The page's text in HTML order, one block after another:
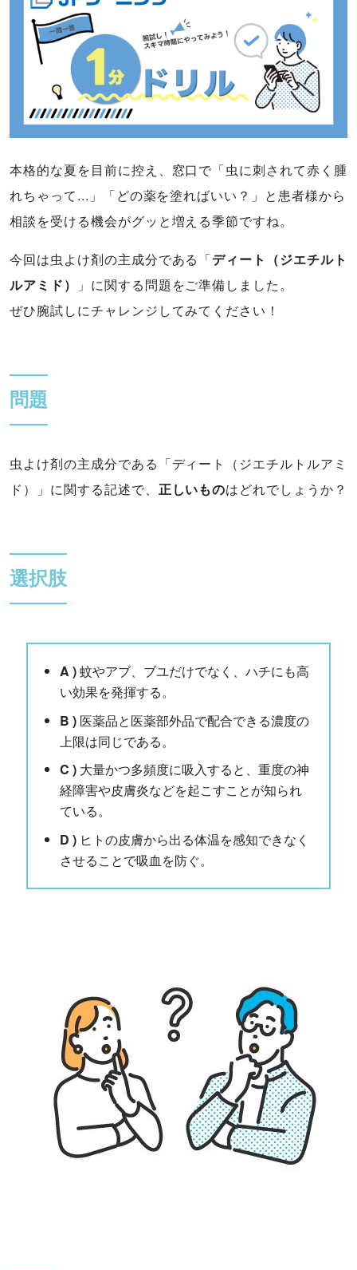
本格的な夏を目前に控え、窓口で「虫に刺されて赤く腫
れちゃって...」「どの薬を塗ればいい？」と患者様から
相談を受ける機会がグッと増える季節ですね。
今回は虫よけ剤の主成分である「ディート（ジエチルト
ルアミド）
」に関する問題をご準備しました。
ぜひ腕試しにチャレンジしてみてください！
問題
虫よけ剤の主成分である「ディート（ジエチルトルアミ
ド）」に関する記述で、 正しいものはどれでしょうか？
選択肢
A )蚊やアブ、ブユだけでなく、ハチにも高
い効果を発揮する。
B ) 医薬品と医薬部外品で配合できる濃度の
上限は同じである。
C ) 大量かつ多頻度に吸入すると、重度の神
経障害や皮膚炎などを起こすことが知られ
ている。
D ) ヒトの皮膚から出る体温を感知できなく
させることで吸血を防ぐ。